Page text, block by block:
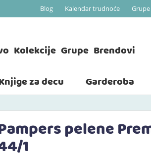
Blog Kalendar trudnoće Grupe
Kolekcije Grupe Brendovi
za decu Garderoba
pelene
1